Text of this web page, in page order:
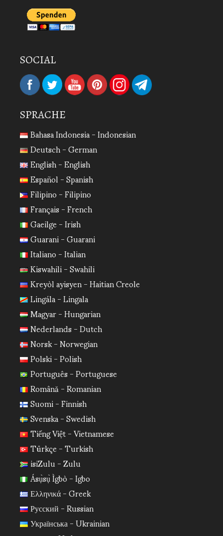
SOCIAL
SPRACHE
Bahasa Indonesia - Indonesian
Deutsch - German
English - English
Español - Spanish
Filipino - Filipino
Français - French
Gaeilge - Irish
Guarani - Guarani
Italiano - Italian
Kiswahili - Swahili
Kreyòl ayisyen - Haitian Creole
Lingála - Lingala
Magyar - Hungarian
Nederlands - Dutch
Norsk - Norwegian
Polski - Polish
Português - Portuguese
Română - Romanian
Suomi - Finnish
Svenska - Swedish
Tiếng Việt - Vietnamese
Türkçe - Turkish
isiZulu - Zulu
Ásụ̀sụ̀ Ìgbò - Igbo
Ελληνικά - Greek
Русский - Russian
Українська - Ukrainian